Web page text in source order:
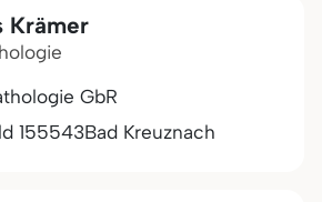
Krämer
GbR
155543Bad Kreuznach